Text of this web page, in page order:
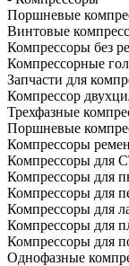
Поршневые
Винтовые
Компрессоры без
Компрессорные
Запчасти для
Компрессор
Трехфазные
Поршневые
Компрессоры
Компрессоры для
Компрессоры для
Компрессоры для
Компрессоры для
Компрессоры для
Компрессоры для
Однофазные